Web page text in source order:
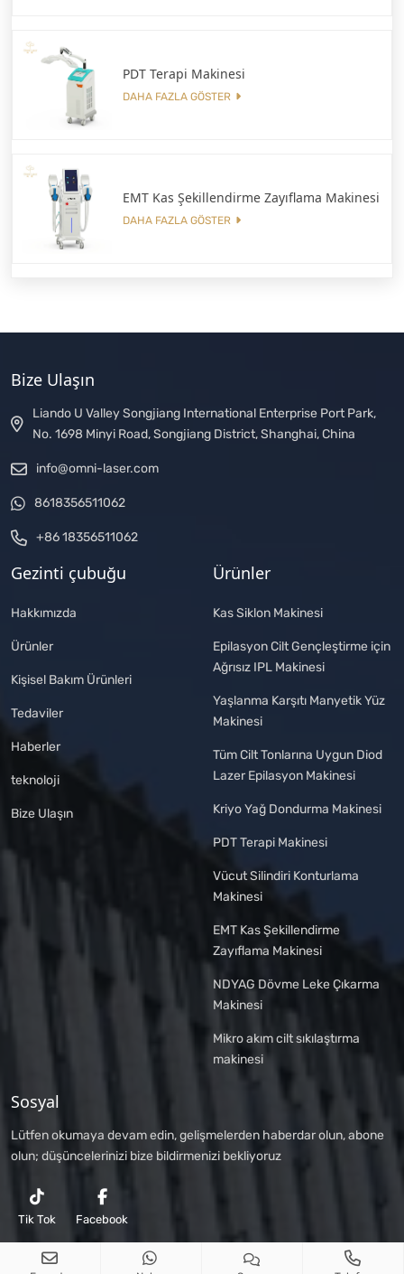
PDT Terapi Makinesi
DAHA FAZLA GÖSTER
EMT Kas Şekillendirme Zayıflama Makinesi
DAHA FAZLA GÖSTER
Bize Ulaşın
Liando U Valley Songjiang International Enterprise Port Park,
No. 1698 Minyi Road, Songjiang District, Shanghai, China
info@omni-laser.com
8618356511062
+86 18356511062
Gezinti çubuğu
Hakkımızda
Ürünler
Kişisel Bakım Ürünleri
Tedaviler
Haberler
teknoloji
Bize Ulaşın
Ürünler
Kas Siklon Makinesi
Epilasyon Cilt Gençleştirme için
Ağrısız IPL Makinesi
Yaşlanma Karşıtı Manyetik Yüz
Makinesi
Tüm Cilt Tonlarına Uygun Diod
Lazer Epilasyon Makinesi
Kriyo Yağ Dondurma Makinesi
PDT Terapi Makinesi
Vücut Silindiri Konturlama
Makinesi
EMT Kas Şekillendirme
Zayıflama Makinesi
NDYAG Dövme Leke Çıkarma
Makinesi
Mikro akım cilt sıkılaştırma
makinesi
Sosyal
Lütfen okumaya devam edin, gelişmelerden haberdar olun, abone
olun; düşüncelerinizi bize bildirmenizi bekliyoruz
Tik Tok Facebook
Telif hakkı © 2026 Omni-Laser Skinology Co.,Ltd Bütün hakları saklıdır